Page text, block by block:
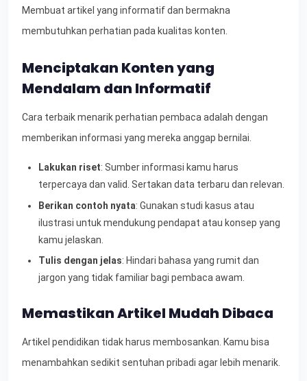
Membuat artikel yang informatif dan bermakna
membutuhkan perhatian pada kualitas konten.
Menciptakan Konten yang
Mendalam dan Informatif
Cara terbaik menarik perhatian pembaca adalah dengan
memberikan informasi yang mereka anggap bernilai.
Lakukan riset: Sumber informasi kamu harus
terpercaya dan valid. Sertakan data terbaru dan relevan.
Berikan contoh nyata: Gunakan studi kasus atau
ilustrasi untuk mendukung pendapat atau konsep yang
kamu jelaskan.
Tulis dengan jelas: Hindari bahasa yang rumit dan
jargon yang tidak familiar bagi pembaca awam.
Memastikan Artikel Mudah Dibaca
Artikel pendidikan tidak harus membosankan. Kamu bisa
menambahkan sedikit sentuhan pribadi agar lebih menarik.